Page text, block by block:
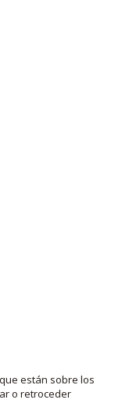
están sobre los
o retroceder